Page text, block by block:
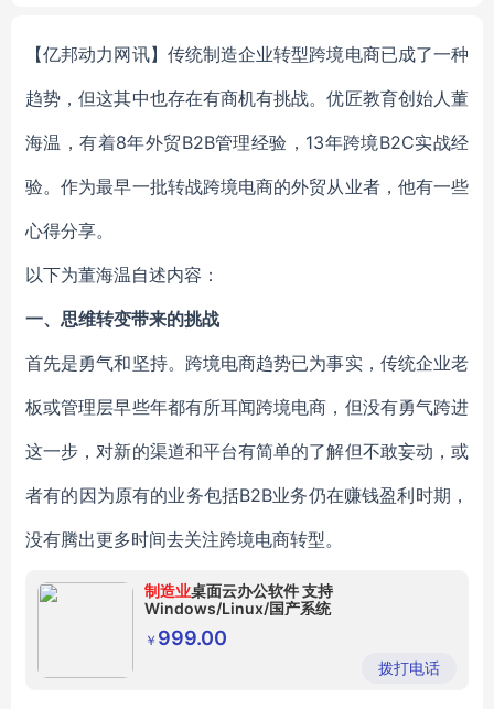
【亿邦动力网讯】传统制造企业转型跨境电商已成了一种
趋势，但这其中也存在有商机有挑战。优匠教育创始人董
海温，有着8年外贸B2B管理经验，13年跨境B2C实战经
验。作为最早一批转战跨境电商的外贸从业者，他有一些
心得分享。
以下为董海温自述内容：
一、思维转变带来的挑战
首先是勇气和坚持。跨境电商趋势已为事实，传统企业老
板或管理层早些年都有所耳闻跨境电商，但没有勇气跨进
这一步，对新的渠道和平台有简单的了解但不敢妄动，或
者有的因为原有的业务包括B2B业务仍在赚钱盈利时期，
没有腾出更多时间去关注跨境电商转型。
制造业桌面云办公软件 支持
Windows/Linux/国产系统
￥ 999.00
拨打电话